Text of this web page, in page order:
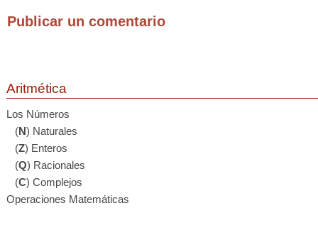
Publicar un comentario
Aritmética
Los Números
(N) Naturales
(Z) Enteros
(Q) Racionales
(C) Complejos
Operaciones Matemáticas